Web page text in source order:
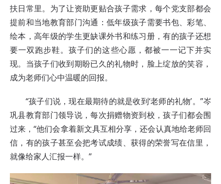
扶日常里。为了让资助更贴合孩子需求，每个党支部都会
提前和当地教育部门沟通：低年级孩子需要书包、彩笔、
绘本，高年级的学生更缺课外书和练习册，有的孩子还想
要一双跑步鞋。孩子们的这些心愿，都被一一记下并实
现。当孩子们收到期盼已久的礼物时，脸上绽放的笑容，
成为老师们心中温暖的回报。
“孩子们说，现在最期待的就是收到‘老师的礼物’。”岑
巩县教育部门领导说，每次捐赠物资到校，孩子们都会围
过来，“他们会拿着新文具互相分享，还会认真地给老师回
信，有的孩子甚至会把考试成绩、获得的荣誉写在信里，
就像给家人汇报一样。”